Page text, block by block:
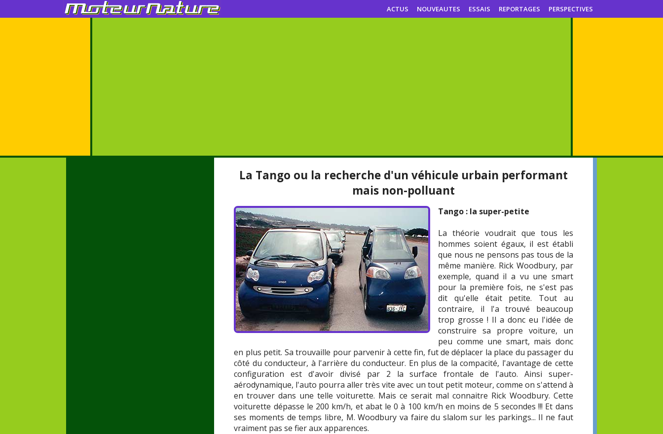
ACTUS NOUVEAUTES ESSAIS REPORTAGES PERSPECTIVES
La Tango ou la recherche d'un véhicule urbain performant
mais non-polluant
Tango : la super-petite
La théorie voudrait que tous les
hommes soient égaux, il est établi
que nous ne pensons pas tous de la
même manière. Rick Woodbury, par
exemple, quand il a vu une smart
pour la première fois, ne s'est pas
dit qu'elle était petite. Tout au
contraire, il l'a trouvé beaucoup
trop grosse ! Il a donc eu l'idée de
construire sa propre voiture, un
peu comme une smart, mais donc
en plus petit. Sa trouvaille pour parvenir à cette fin, fut de déplacer la place du passager du
côté du conducteur, à l'arrière du conducteur. En plus de la compacité, l'avantage de cette
configuration est d'avoir divisé par 2 la surface frontale de l'auto. Ainsi super-
aérodynamique, l'auto pourra aller très vite avec un tout petit moteur, comme on s'attend à
en trouver dans une telle voiturette. Mais ce serait mal connaitre Rick Woodbury. Cette
voiturette dépasse le 200 km/h, et abat le 0 à 100 km/h en moins de 5 secondes !!! Et dans
ses moments de temps libre, M. Woodbury va faire du slalom sur les parkings... Il ne faut
vraiment pas se fier aux apparences.